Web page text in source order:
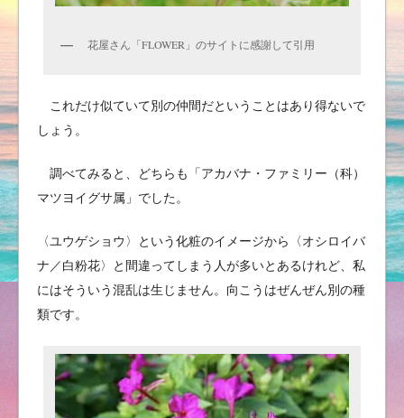
花屋さん「FLOWER」のサイトに感謝して引用
これだけ似ていて別の仲間だということはあり得ないで
しょう。
調べてみると、どちらも「アカバナ・ファミリー（科）
マツヨイグサ属」でした。
〈ユウゲショウ〉という化粧のイメージから〈オシロイバ
ナ／白粉花〉と間違ってしまう人が多いとあるけれど、私
にはそういう混乱は生じません。向こうはぜんぜん別の種
類です。